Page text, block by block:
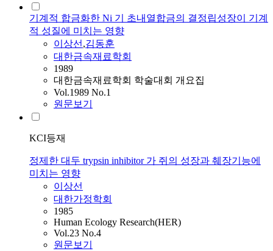
기계적 합금화한 Ni 기 초내열합금의 결정립성장이 기계
적 성질에 미치는 영향
이상선,김동훈
대한금속재료학회
1989
대한금속재료학회 학술대회 개요집
Vol.1989 No.1
원문보기
KCI등재
정제한 대두 trypsin inhibitor 가 쥐의 성장과 췌장기능에
미치는 영향
이상선
대한가정학회
1985
Human Ecology Research(HER)
Vol.23 No.4
원문보기